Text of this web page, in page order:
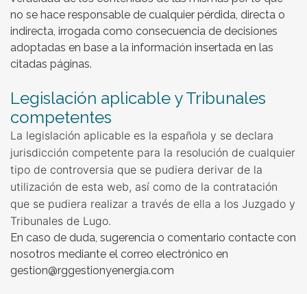
no se hace responsable de cualquier pérdida, directa o
indirecta, irrogada como consecuencia de decisiones
adoptadas en base a la información insertada en las
citadas páginas.
Legislación aplicable y Tribunales
competentes
La legislación aplicable es la española y se declara
jurisdicción competente para la resolución de cualquier
tipo de controversia que se pudiera derivar de la
utilización de esta web, así como de la contratación
que se pudiera realizar a través de ella a los Juzgado y
Tribunales de Lugo.
En caso de duda, sugerencia o comentario contacte con
nosotros mediante el correo electrónico en
gestion@rggestionyenergia.com